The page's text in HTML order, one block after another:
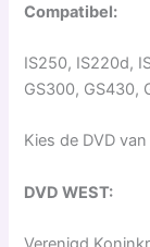
Compatibel:
IS250, IS220d,
GS300, GS430,
Kies de DVD
DVD WEST: